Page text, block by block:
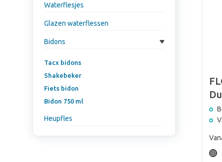
Waterflesjes
Glazen waterflessen
Bidons
Tacx bidons
Shakebeker
Fiets bidon
Bidon 750 ml
Heupfles
ml